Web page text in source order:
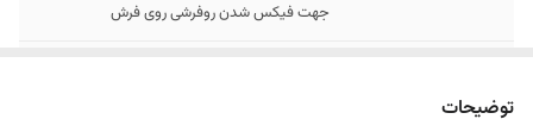
جهت فیکس شدن روفرشی روی فرش
ارسال کالا
توضیحات